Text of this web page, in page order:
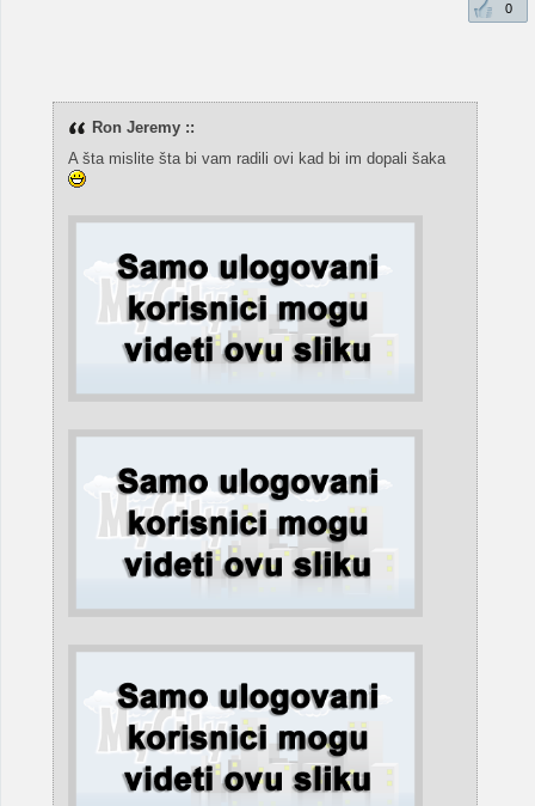
0
Ron Jeremy ::
A šta mislite šta bi vam radili ovi kad bi im dopali šaka